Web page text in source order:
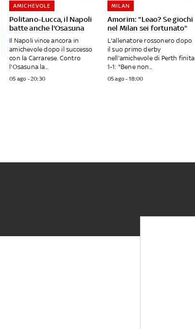
Politano-Lucca, il Napoli
batte anche l'Osasuna
AMICHEVOLE
Il Napoli vince ancora in
amichevole dopo il successo
con la Carrarese. Contro
l'Osasuna la...
05 ago - 20:30
Amorim: "Leao? Se giochi
nel Milan sei fortunato"
MILAN
L'allenatore rossonero dopo
il suo primo derby
nell'amichevole di Perth finita
1-1: "Bene non...
05 ago - 18:00